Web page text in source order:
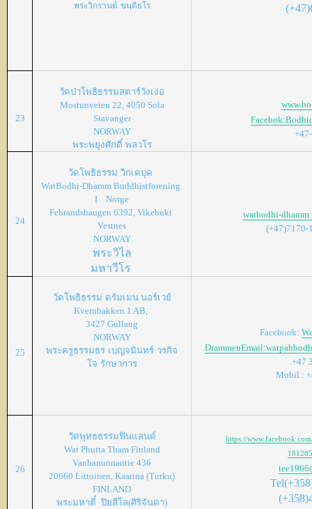
พระวิกรานต์ ขนฺติธโร
23
วัดป่าโพธิธรรมสตาร์วังเง่อ
Mostunveien 22, 4050 Sola
Stavanger
NORWAY
พระพยุงศักดิ์ พลวโร
24
วัดโพธิธรรม วิกเคบุค
WatBodhi-Dhamm Buddhistforening
I Norge
Febrandshaugen 6392, Vikebukt
Vestnes
NORWAY
พระวิไล
มหาวีโร
watbodhi-
(+47)7170-
25
วัดโพธิธรรม ดรัมเมน นอร์เวย์
Kvernbakken 1 AB,
3427 Gullang
NORWAY
พระครูธรรมธร เบญจมินทร์ วรกิจ
โจ รักษาการ
Facebook:
Drammen
.+47
Mobil :
26
วัดพุทธธรรมฟินแลนด์
Wat Phutta Tham Finland
Vanhanunnantie 436
20660 Littoinen, Kaarina (Turku)
FINLAND
พระมหาตี๋ ปิยสีโล(ศิริจันดา)
https://